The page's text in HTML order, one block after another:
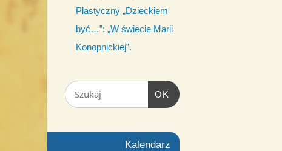
Plastyczny „Dzieckiem
być…”: „W świecie Marii
Konopnickiej”.
OK
Kalendarz